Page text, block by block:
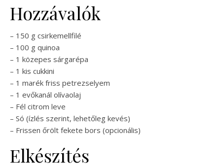
Hozzávalók
– 150 g csirkemellfilé
– 100 g quinoa
– 1 közepes sárgarépa
– 1 kis cukkini
– 1 marék friss petrezselyem
– 1 evőkanál olívaolaj
– Fél citrom leve
– Só (ízlés szerint, lehetőleg kevés)
– Frissen őrölt fekete bors (opcionális)
Elkészítés